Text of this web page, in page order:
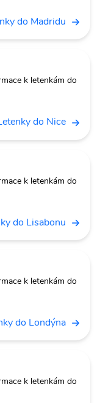
do Madridu
k letenkám do
do Nice
k letenkám do
do Lisabonu
k letenkám do
do Londýna
k letenkám do